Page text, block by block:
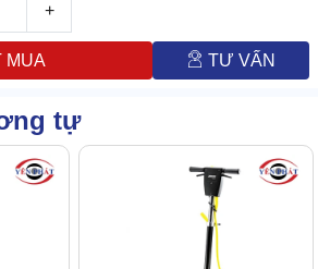
+
MUA TƯ VẤN
tự